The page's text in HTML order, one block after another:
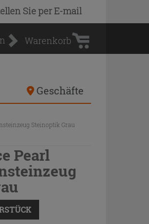
Sieper E-mail
Warenkorb
Warenkorb
Geschäfte
Steinoptik Grau
Pearl